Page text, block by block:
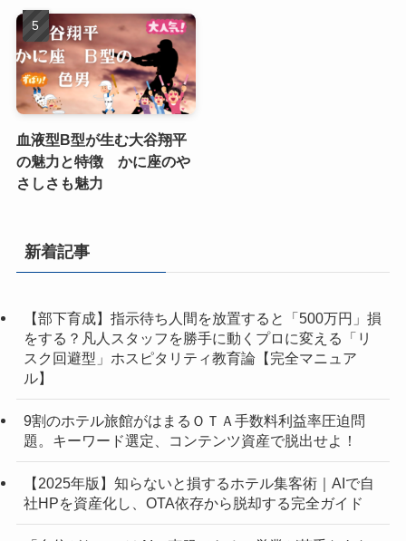
血液型B型が生む大谷翔平
の魅力と特徴 かに座のや
さしさも魅力
新着記事
【部下育成】指示待ち人間を放置すると「500万円」損
をする？凡人スタッフを勝手に動くプロに変える「リ
スク回避型」ホスピタリティ教育論【完全マニュア
ル】
9割のホテル旅館がはまるＯＴＡ手数料利益率圧迫問
題。キーワード選定、コンテンツ資産で脱出せよ！
【2025年版】知らないと損するホテル集客術｜AIで自
社HPを資産化し、OTA依存から脱却する完全ガイド